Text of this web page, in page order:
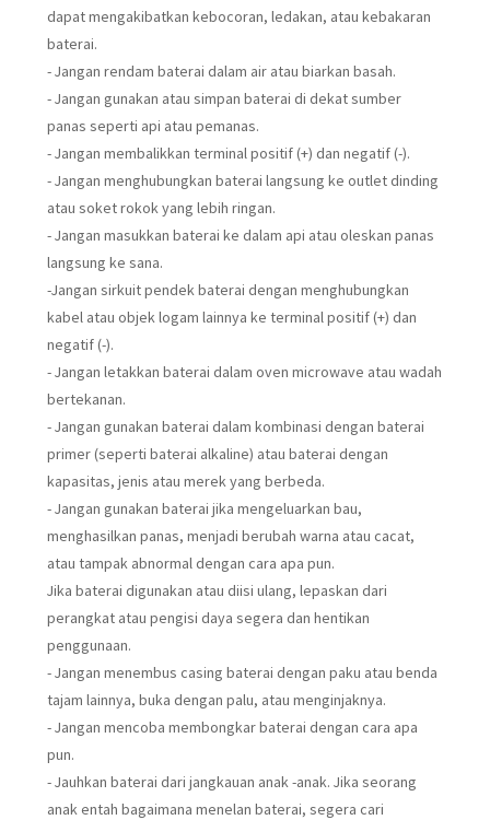
dapat mengakibatkan kebocoran, ledakan, atau kebakaran
baterai.
- Jangan rendam baterai dalam air atau biarkan basah.
- Jangan gunakan atau simpan baterai di dekat sumber
panas seperti api atau pemanas.
- Jangan membalikkan terminal positif (+) dan negatif (-).
- Jangan menghubungkan baterai langsung ke outlet dinding
atau soket rokok yang lebih ringan.
- Jangan masukkan baterai ke dalam api atau oleskan panas
langsung ke sana.
-Jangan sirkuit pendek baterai dengan menghubungkan
kabel atau objek logam lainnya ke terminal positif (+) dan
negatif (-).
- Jangan letakkan baterai dalam oven microwave atau wadah
bertekanan.
- Jangan gunakan baterai dalam kombinasi dengan baterai
primer (seperti baterai alkaline) atau baterai dengan
kapasitas, jenis atau merek yang berbeda.
- Jangan gunakan baterai jika mengeluarkan bau,
menghasilkan panas, menjadi berubah warna atau cacat,
atau tampak abnormal dengan cara apa pun.
Jika baterai digunakan atau diisi ulang, lepaskan dari
perangkat atau pengisi daya segera dan hentikan
penggunaan.
- Jangan menembus casing baterai dengan paku atau benda
tajam lainnya, buka dengan palu, atau menginjaknya.
- Jangan mencoba membongkar baterai dengan cara apa
pun.
- Jauhkan baterai dari jangkauan anak -anak. Jika seorang
anak entah bagaimana menelan baterai, segera cari